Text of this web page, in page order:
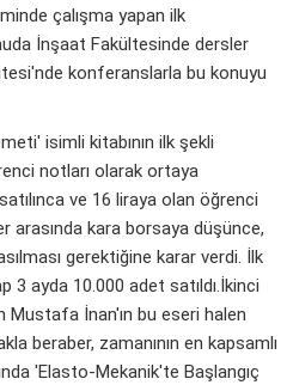
çalışma yapan ilk
İnşaat Fakültesinde dersler
konferanslarla bu konuyu
isimli kitabının ilk şekli
notları olarak ortaya
ve 16 liraya olan öğrenci
arasında kara borsaya düşünce,
gerektiğine karar verdi. İlk
3 ayda 10.000 adet satıldı.İkinci
Mustafa İnan'ın bu eseri halen
beraber, zamanının en kapsamlı
'Elasto-Mekanik'te Başlangıç